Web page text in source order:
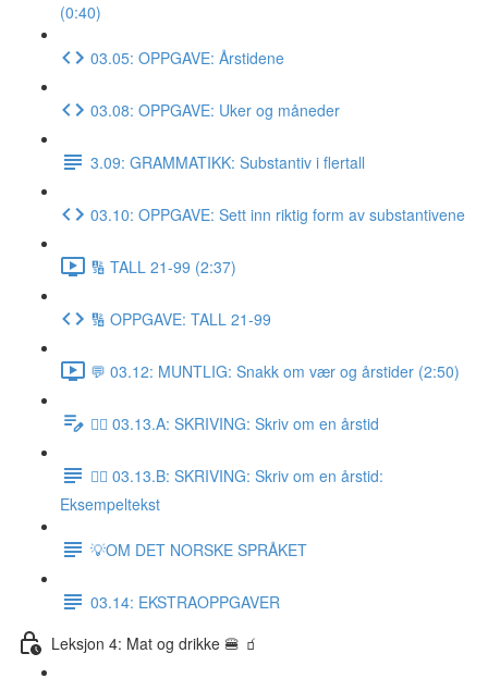
(0:40)
03.05: OPPGAVE: Årstidene
03.08: OPPGAVE: Uker og måneder
3.09: GRAMMATIKK: Substantiv i flertall
03.10: OPPGAVE: Sett inn riktig form av substantivene
🔢 TALL 21-99 (2:37)
🔢 OPPGAVE: TALL 21-99
💬 03.12: MUNTLIG: Snakk om vær og årstider (2:50)
✍🏼 03.13.A: SKRIVING: Skriv om en årstid
✍🏼 03.13.B: SKRIVING: Skriv om en årstid:
Eksempeltekst
💡OM DET NORSKE SPRÅKET
03.14: EKSTRAOPPGAVER
Leksjon 4: Mat og drikke 🍔 🧃